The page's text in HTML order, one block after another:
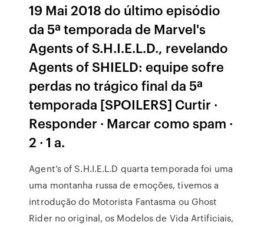
19 Mai 2018 do último episódio
da 5ª temporada de Marvel's
Agents of S.H.I.E.L.D., revelando
Agents of SHIELD: equipe sofre
perdas no trágico final da 5ª
temporada [SPOILERS] Curtir ·
Responder · Marcar como spam ·
2 · 1 a.
Agent’s of S.H.I.E.L.D quarta temporada foi uma
uma montanha russa de emoções, tivemos a
introdução do Motorista Fantasma ou Ghost
Rider no original, os Modelos de Vida Artificiais,